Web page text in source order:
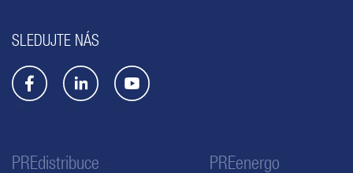
SLEDUJTE NÁS
PREdistribuce PREenergo